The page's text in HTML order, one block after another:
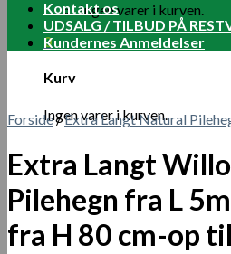
Ingen varer i kurven.
0
Kurv
Ingen varer i kurven.
Kontakt os
UDSALG / TILBUD PÅ
Kundernes Anmeldelser
Forside/Extra Langt Natural
Extra Langt
Pilehegn fra L
fra H 80 cm-op